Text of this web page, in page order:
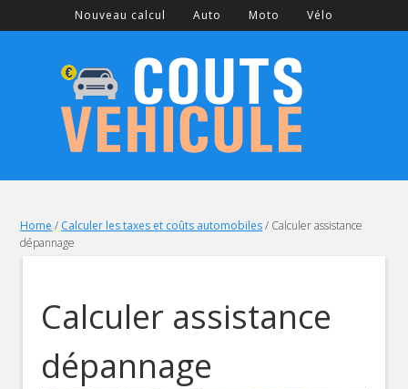
Nouveau calcul Auto Moto Vélo
Home / Calculer les taxes et coûts automobiles/ Calculer assistance
dépannage
Calculer assistance
dépannage